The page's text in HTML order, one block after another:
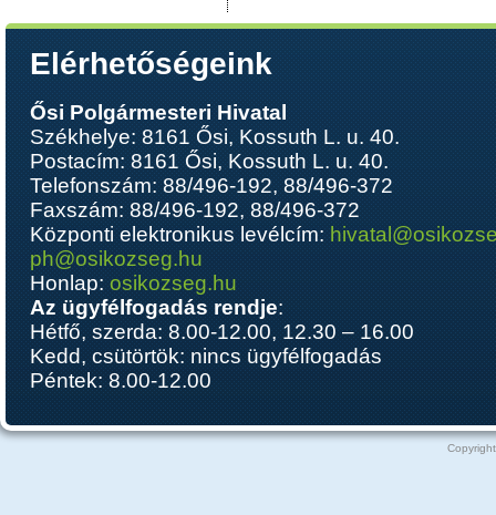
Elérhetőségeink
Ősi Polgármesteri Hivatal
Székhelye: 8161 Ősi, Kossuth L. u. 40.
Postacím: 8161 Ősi, Kossuth L. u. 40.
Telefonszám: 88/496-192, 88/496-372
Faxszám: 88/496-192, 88/496-372
Központi elektronikus levélcím:
ph@osikozseg.hu
Honlap:osikozseg.hu
Az ügyfélfogadás rendje:
Hétfő, szerda: 8.00-12.00, 12.30 – 16.00
Kedd, csütörtök: nincs ügyfélfogadás
Péntek: 8.00-12.00